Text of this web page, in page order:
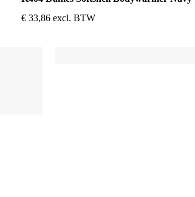
€ 33,86 excl. BTW